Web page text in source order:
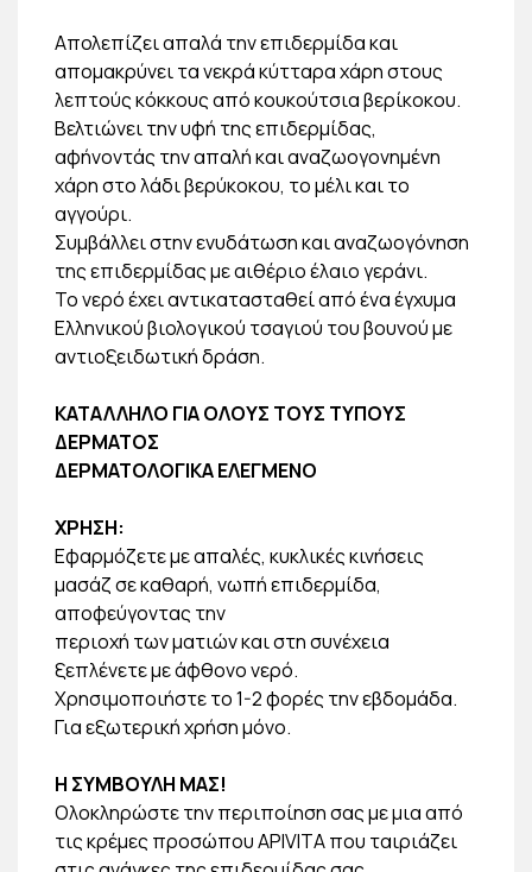
Απολεπίζει απαλά την επιδερμίδα και
απομακρύνει τα νεκρά κύτταρα χάρη στους
λεπτούς κόκκους από κουκούτσια βερίκοκου.
Βελτιώνει την υφή της επιδερμίδας,
αφήνοντάς την απαλή και αναζωογονημένη
χάρη στο λάδι βερύκοκου, το μέλι και το
αγγούρι.
Συμβάλλει στην ενυδάτωση και αναζωογόνηση
της επιδερμίδας με αιθέριο έλαιο γεράνι.
Το νερό έχει αντικατασταθεί από ένα έγχυμα
Ελληνικού βιολογικού τσαγιού του βουνού με
αντιοξειδωτική δράση.
ΚΑΤΑΛΛΗΛΟ ΓΙΑ ΟΛΟΥΣ ΤΟΥΣ ΤΥΠΟΥΣ
ΔΕΡΜΑΤΟΣ
ΔΕΡΜΑΤΟΛΟΓΙΚΑ ΕΛΕΓΜΕΝΟ
ΧΡΗΣΗ:
Εφαρμόζετε με απαλές, κυκλικές κινήσεις
μασάζ σε καθαρή, νωπή επιδερμίδα,
αποφεύγοντας την
περιοχή των ματιών και στη συνέχεια
ξεπλένετε με άφθονο νερό.
Χρησιμοποιήστε το 1-2 φορές την εβδομάδα.
Για εξωτερική χρήση μόνο.
Η ΣΥΜΒΟΥΛΗ ΜΑΣ!
Ολοκληρώστε την περιποίηση σας με μια από
τις κρέμες προσώπου APIVITA που ταιριάζει